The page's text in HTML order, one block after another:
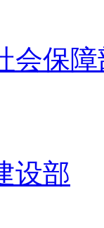
会保
设部